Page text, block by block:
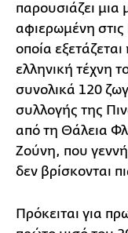
παρουσιάζει
αφιερωμένη στις
οποία
ελληνική τέχνη
συνολικά 120
συλλογής της
από τη Θάλεια
Ζούνη, που
δεν βρίσκονται
Πρόκειται για